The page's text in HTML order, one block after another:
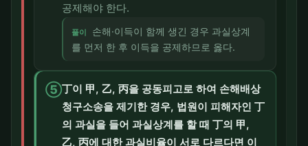
공제해야 한다.
풀이
손해·이득이 함께 생긴 경우 과실상계
를 먼저 한 후 이득을 공제하므로 옳다.
⑤丁이 甲, 乙, 丙을 공동피고로 하여 손해배상
청구소송을 제기한 경우, 법원이 피해자인 丁
의 과실을 들어 과실상계를 할 때 丁의 甲,
乙, 丙에 대한 과실비율이 서로 다르다면 이